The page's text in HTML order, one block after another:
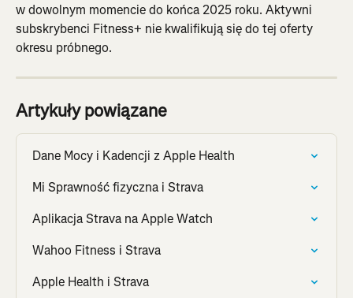
w dowolnym momencie do końca 2025 roku. Aktywni
subskrybenci Fitness+ nie kwalifikują się do tej oferty
okresu próbnego.
Artykuły powiązane
Dane Mocy i Kadencji z Apple Health
Mi Sprawność fizyczna i Strava
Aplikacja Strava na Apple Watch
Wahoo Fitness i Strava
Apple Health i Strava